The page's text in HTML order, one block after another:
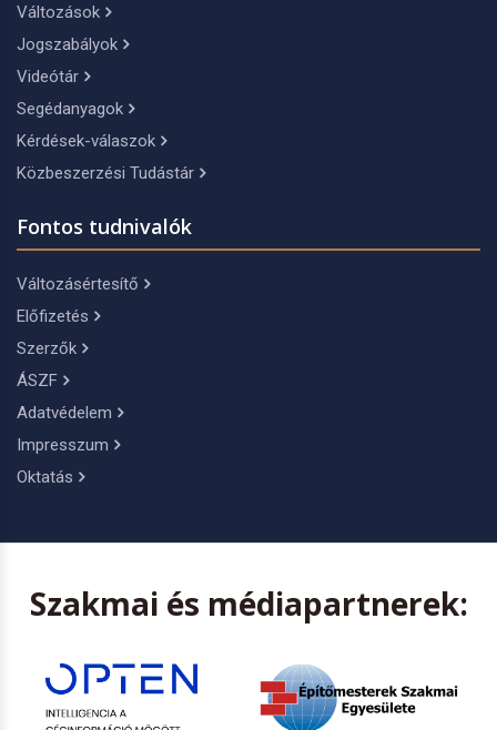
Változások
Jogszabályok
Videótár
Segédanyagok
Kérdések-válaszok
Közbeszerzési Tudástár
Fontos tudnivalók
Változásértesítő
Előfizetés
Szerzők
ÁSZF
Adatvédelem
Impresszum
Oktatás
Szakmai és médiapartnerek: